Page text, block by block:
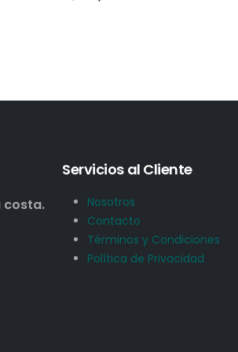
costa.
Servicios al Cliente
Nosotros
Contacto
Términos y Condiciones
Política de Privacidad